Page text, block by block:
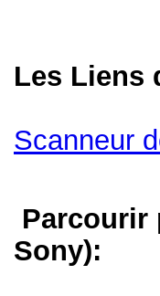
Les Liens
Scanneur
Parcourir
Sony):